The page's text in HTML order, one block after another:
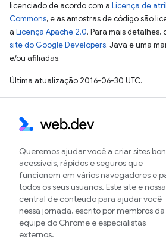
licenciado de acordo com a Licença de
Commons, e as amostras de código são
a Licença Apache 2.0. Para mais detalhes,
site do Google Developers. Java é uma
e/ou afiliadas.
Última atualização 2016-06-30 UTC.
Queremos ajudar você a criar sites
acessíveis, rápidos e seguros que
funcionem em vários navegadores e
todos os seus usuários. Este site é nossa
central de conteúdo para ajudar você
nessa jornada, escrito por membros da
equipe do Chrome e especialistas
externos.